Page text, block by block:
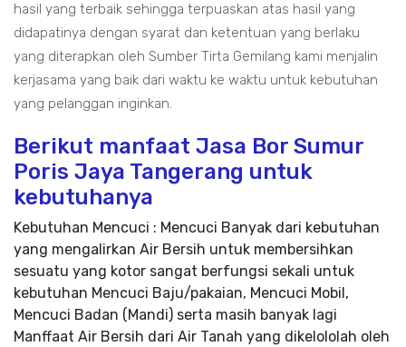
hasil yang terbaik sehingga terpuaskan atas hasil yang
didapatinya dengan syarat dan ketentuan yang berlaku
yang diterapkan oleh Sumber Tirta Gemilang kami menjalin
kerjasama yang baik dari waktu ke waktu untuk kebutuhan
yang pelanggan inginkan.
Berikut manfaat Jasa Bor Sumur
Poris Jaya Tangerang untuk
kebutuhanya
Kebutuhan Mencuci : Mencuci Banyak dari kebutuhan
yang mengalirkan Air Bersih untuk membersihkan
sesuatu yang kotor sangat berfungsi sekali untuk
kebutuhan Mencuci Baju/pakaian, Mencuci Mobil,
Mencuci Badan (Mandi) serta masih banyak lagi
Manffaat Air Bersih dari Air Tanah yang dikelololah oleh